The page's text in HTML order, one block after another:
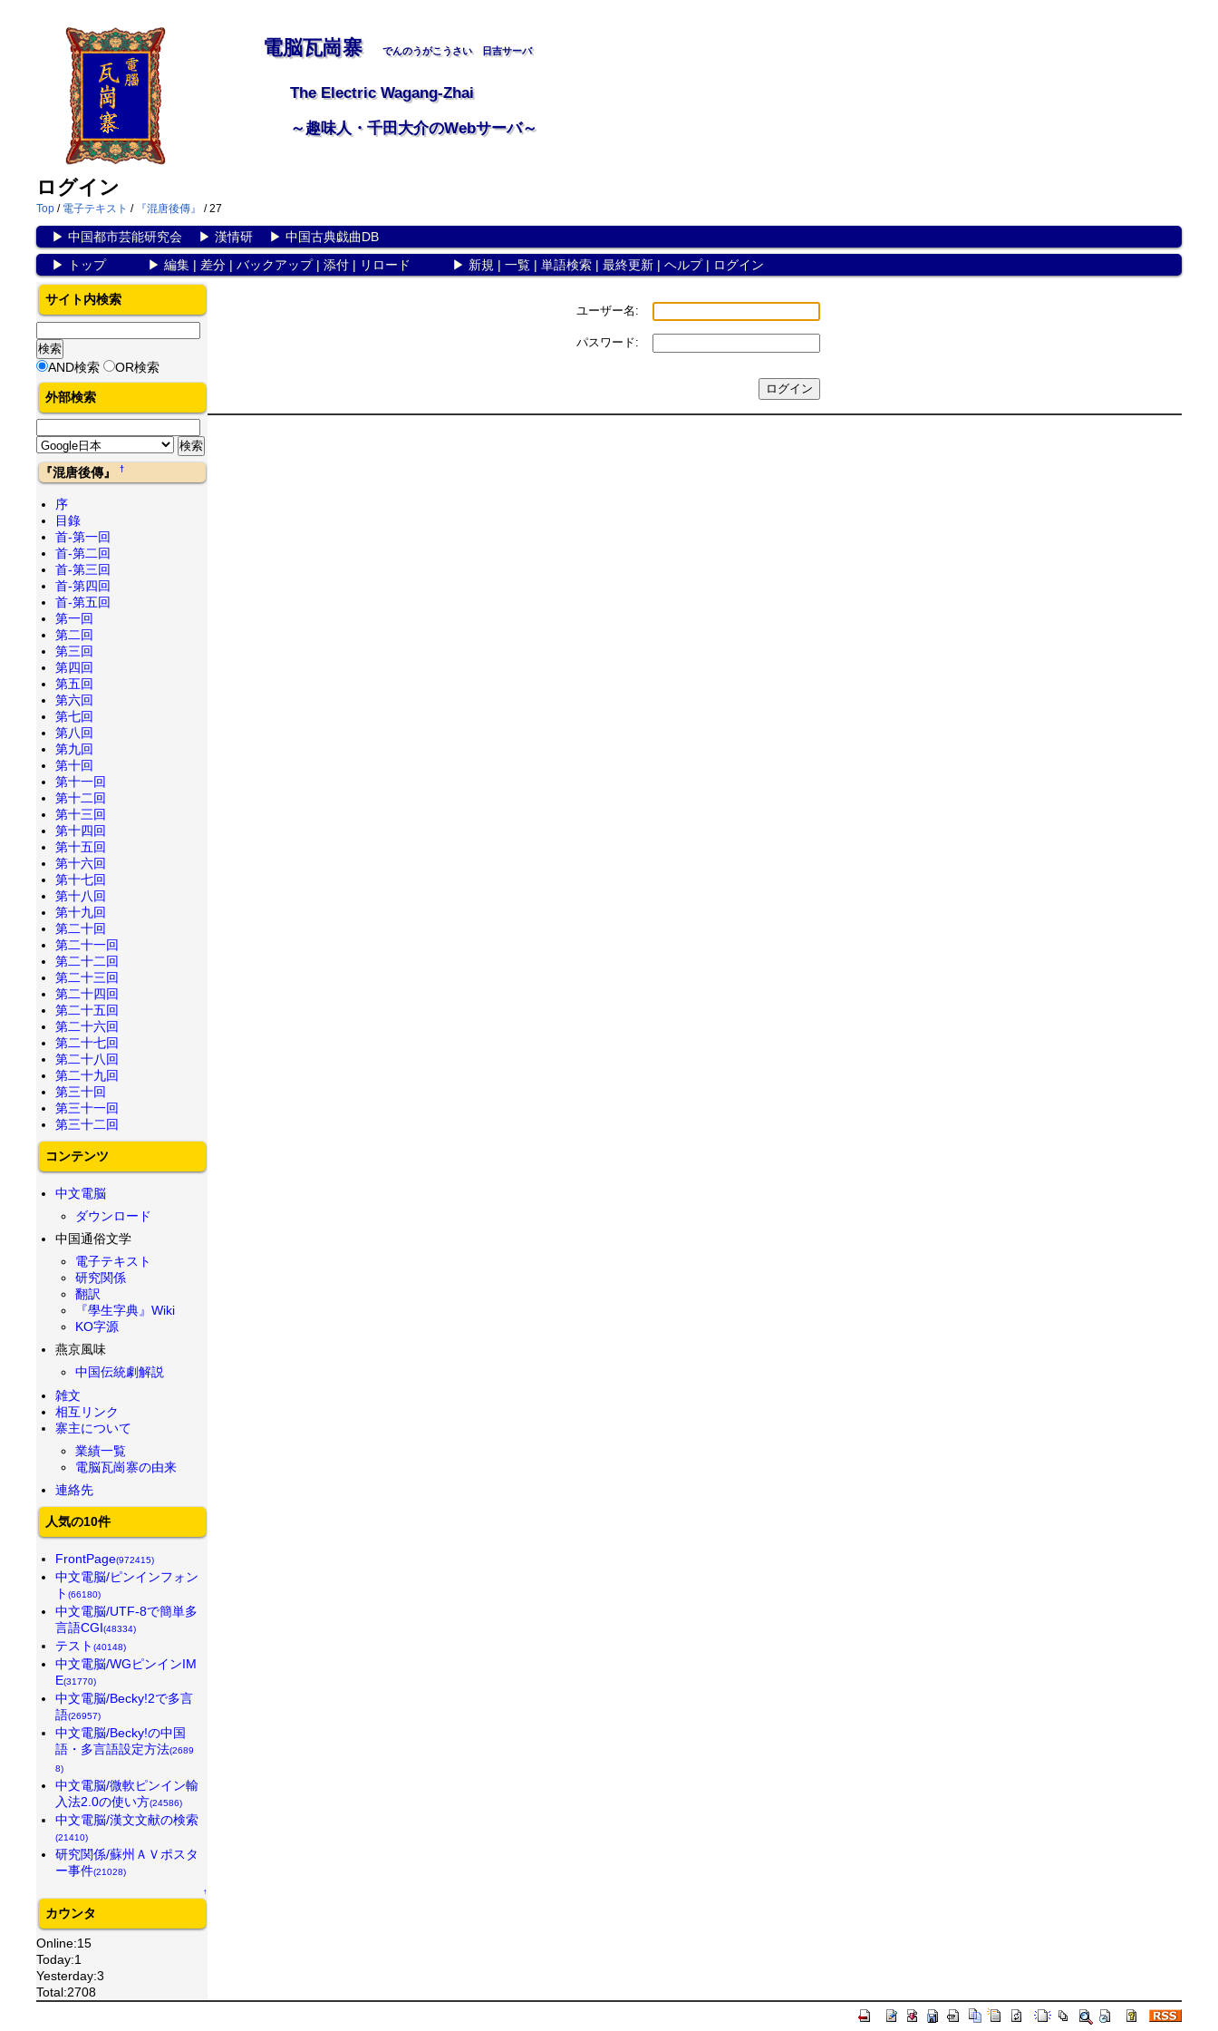
電脳瓦崗寨 でんのうがこうさい 日吉サーバ
The Electric Wagang-Zhai
～趣味人・千田大介のWebサーバ～
ログイン
Top/ 電子テキスト / 『混唐後傳』 / 27
▶ 中国都市芸能研究会▶ 漢情研▶ 中国古典戯曲DB
▶
トップ▶ 編集| 差分| バックアップ| 添付| リロード ▶ 新規 | 一覧| 単語検索| 最終更新| ヘルプ| ログイン
ユーザー名:
パスワード:
サイト内検索
AND検索 OR検索
外部検索
『混唐後傳』†
序
目錄
首-第一回
首-第二回
首-第三回
首-第四回
首-第五回
第一回
第二回
第三回
第四回
第五回
第六回
第七回
第八回
第九回
第十回
第十一回
第十二回
第十三回
第十四回
第十五回
第十六回
第十七回
第十八回
第十九回
第二十回
第二十一回
第二十二回
第二十三回
第二十四回
第二十五回
第二十六回
第二十七回
第二十八回
第二十九回
第三十回
第三十一回
第三十二回
コンテンツ
中文電脳
ダウンロード
中国通俗文学
電子テキスト
研究関係
翻訳
『學生字典』Wiki
KO字源
燕京風味
中国伝統劇解説
雑文
相互リンク
寨主について
業績一覧
電脳瓦崗寨の由来
連絡先
人気の10件
FrontPage(972415)
中文電脳/ピンインフォン
ト(66180)
中文電脳/UTF-8で簡単多
言語CGI(48334)
テスト(40148)
中文電脳/WGピンインIM
E(31770)
中文電脳/Becky!2で多言
語(26957)
中文電脳/Becky!の中国
語・多言語設定方法(2689
8)
中文電脳/微軟ピンイン輸
入法2.0の使い方(24586)
中文電脳/漢文文献の検索
(21410)
研究関係/蘇州ＡＶポスタ
ー事件(21028)
↑
カウンタ
Online:15
Today:1
Yesterday:3
Total:2708